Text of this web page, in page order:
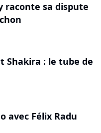
raconte sa dispute
Shakira : le tube de
avec Félix Radu